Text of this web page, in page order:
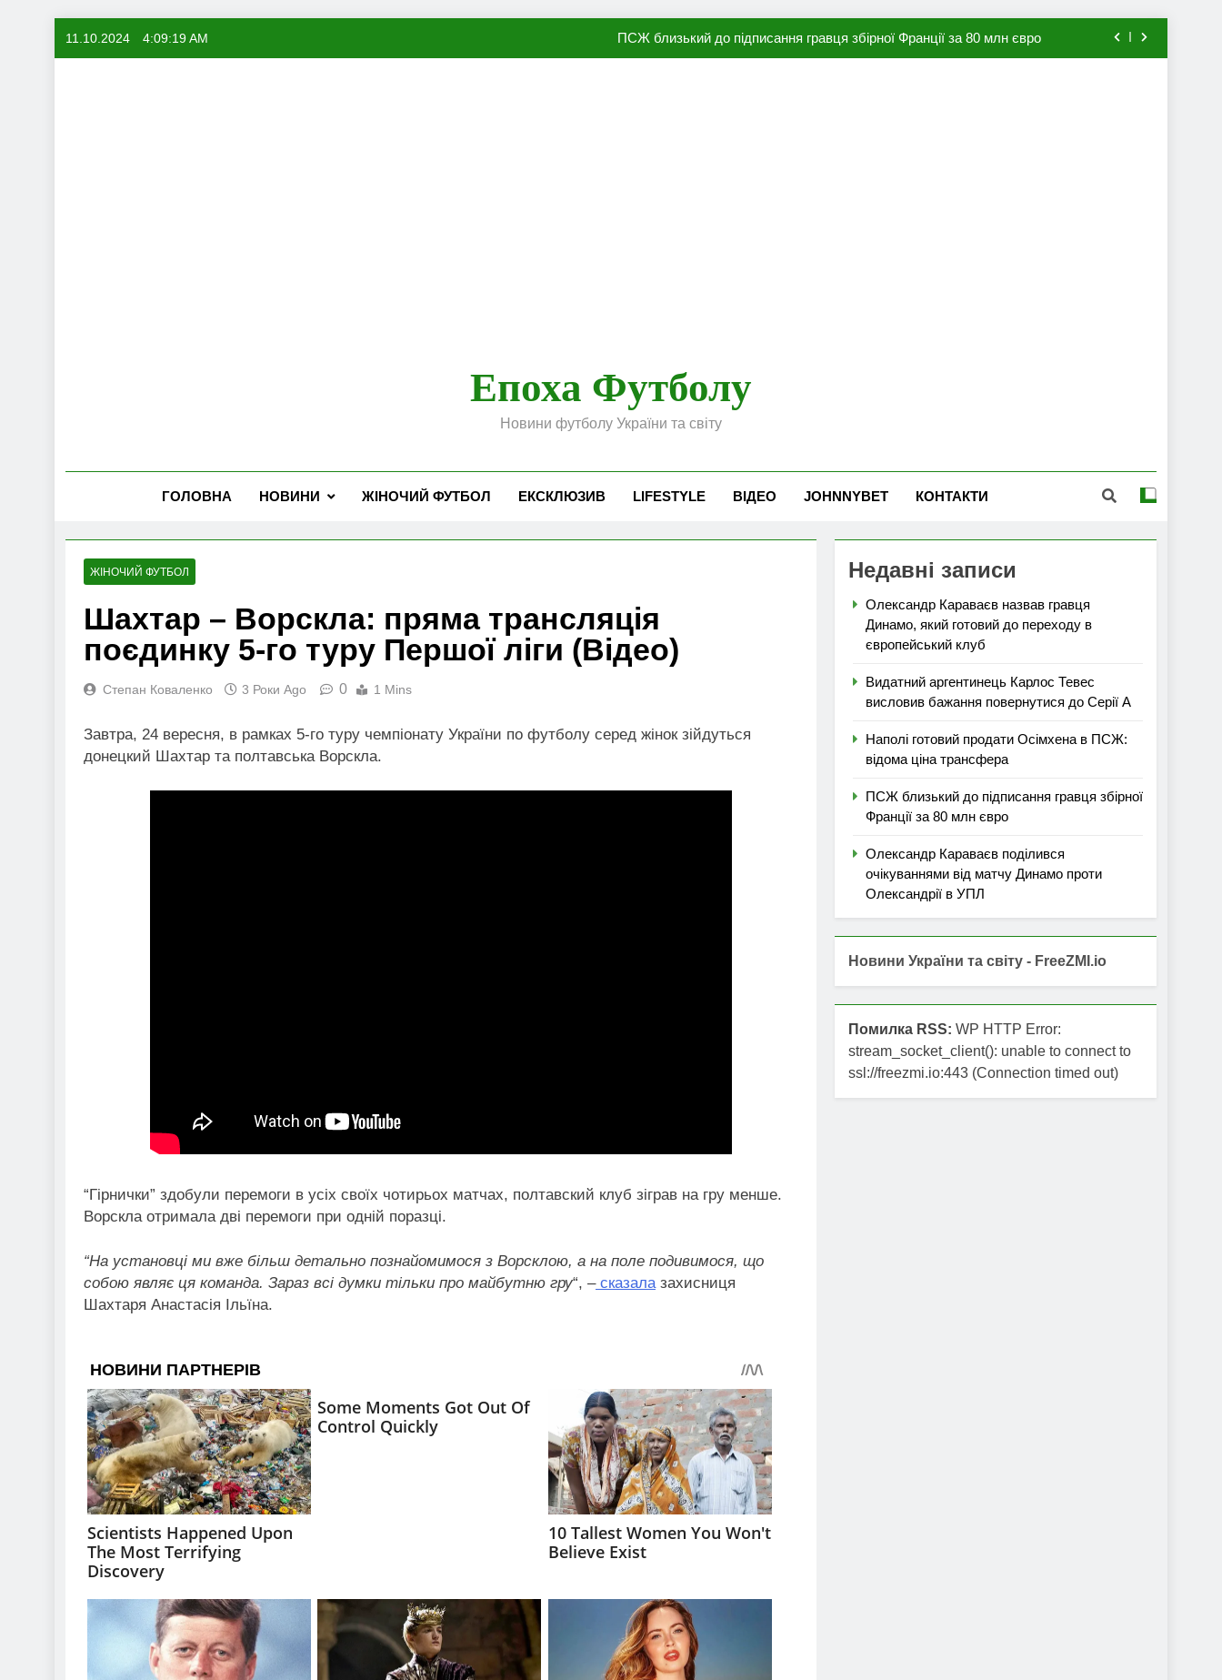
11.10.2024 4:09:20 AM ПСЖ близький до підписання гравця збірної Франції за 80 млн євро
Епоха Футболу
Новини футболу України та світу
ГОЛОВНА НОВИНИ ЖІНОЧИЙ ФУТБОЛ ЕКСКЛЮЗИВ LIFESTYLE ВІДЕО JOHNNYBET КОНТАКТИ
ЖІНОЧИЙ ФУТБОЛ
Шахтар – Ворскла: пряма трансляція
поєдинку 5-го туру Першої ліги (Відео)
Степан Коваленко 3 Роки Ago 0 1 Mins
Завтра, 24 вересня, в рамках 5-го туру чемпіонату України по футболу серед жінок зійдуться
донецкий Шахтар та полтавська Ворскла.
“Гірнички” здобули перемоги в усіх своїх чотирьох матчах, полтавский клуб зіграв на гру менше.
Ворскла отримала дві перемоги при одній поразці.
“На установці ми вже більш детально познайомимося з Ворсклою, а на поле подивимося, що
собою являє ця команда. Зараз всі думки тільки про майбутню гру“, –сказалазахисниця
Шахтаря Анастасія Ільїна.
Недавні записи
Олександр Караваєв назвав гравця
Динамо, який готовий до переходу в
європейський клуб
Видатний аргентинець Карлос Тевес
висловив бажання повернутися до Серії А
Наполі готовий продати Осімхена в ПСЖ:
відома ціна трансфера
ПСЖ близький до підписання гравця збірної
Франції за 80 млн євро
Олександр Караваєв поділився
очікуваннями від матчу Динамо проти
Олександрії в УПЛ
Новини України та світу - FreeZMI.io
Помилка RSS: WP HTTP Error:
stream_socket_client(): unable to connect to
ssl://freezmi.io:443 (Connection timed out)